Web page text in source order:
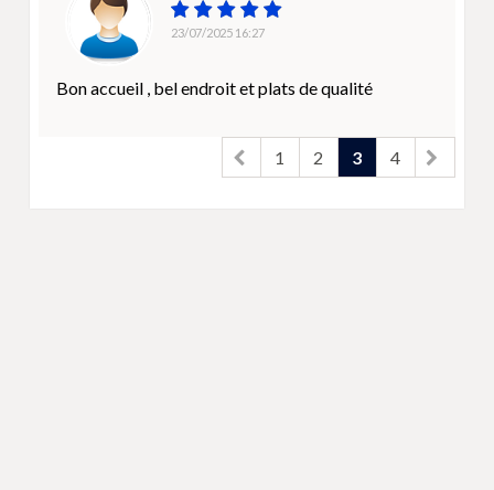
23/07/2025 16:27
Bon accueil , bel endroit et plats de qualité
1 2 3 4